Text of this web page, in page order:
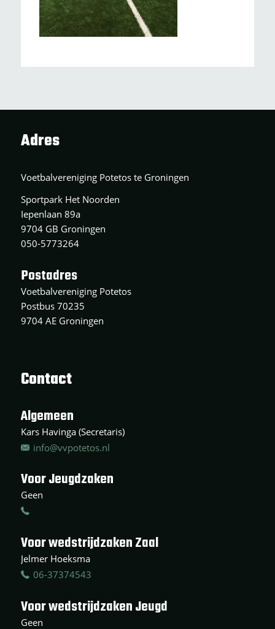
Adres
Voetbalvereniging Potetos te Groningen
Sportpark Het Noorden
Iepenlaan 89a
9704 GB Groningen
050-5773264
Postadres
Voetbalvereniging Potetos
Postbus 70235
9704 AE Groningen
Contact
Algemeen
Kars Havinga (Secretaris)
info@vvpotetos.nl
Voor Jeugdzaken
Geen
Voor wedstrijdzaken Zaal
Jelmer Hoeksma
06-37374543
Voor wedstrijdzaken Jeugd
Geen